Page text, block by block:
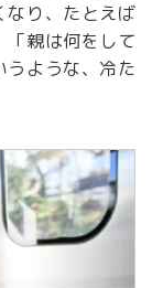
なり、たとえば
「親は何をして
うような、冷た